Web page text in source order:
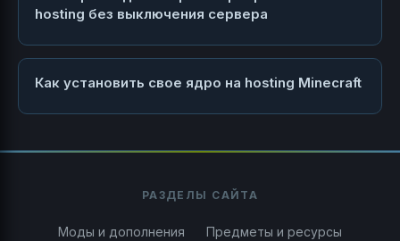
hosting без выключения сервера
Как установить свое ядро на hosting Minecraft
РАЗДЕЛЫ САЙТА
Моды и дополнения Предметы и ресурсы